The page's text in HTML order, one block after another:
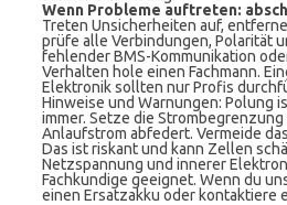
Wenn Probleme auftreten:
Treten Unsicherheiten auf,
prüfe alle Verbindungen, Polarität
fehlender BMS-Kommunikation
Verhalten hole einen Fachmann.
Elektronik sollten nur Profis
Hinweise und Warnungen: Polung
immer. Setze die Strombegrenzung
Anlaufstrom abfedert. Vermeide
Das ist riskant und kann Zellen
Netzspannung und innerer
Fachkundige geeignet. Wenn du
einen Ersatzakku oder kontaktiere